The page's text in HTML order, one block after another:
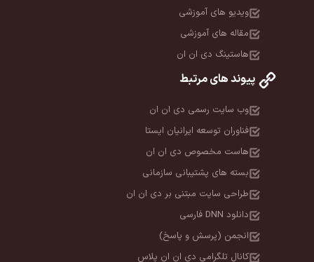
ویدیو های آموزشی
مقاله های آموزشی
هاستینگ دی ان ان
پیوند های مرتبط
وب سایت رسمی دی ان ان
فناوران توسعه ایرانیان ایستا
هاست مخصوص دی ان ان
بسته های پشتیبانی سازمانی
طراحی سایت مبتنی بر دی ان ان
دانلود DNN فارسی
انجمن (پرسش و پاسخ)
کانال تلگرامی دی ان ان پلاس